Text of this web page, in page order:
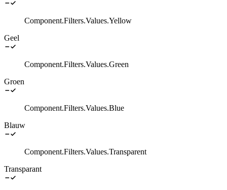
Component.Filters.Values.Yellow
Geel
Component.Filters.Values.Green
Groen
Component.Filters.Values.Blue
Blauw
Component.Filters.Values.Transparent
Transparant